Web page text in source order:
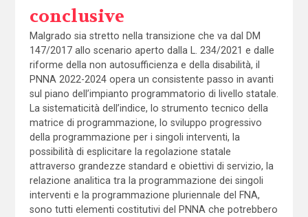
conclusive
Malgrado sia stretto nella transizione che va dal DM
147/2017 allo scenario aperto dalla L. 234/2021 e dalle
riforme della non autosufficienza e della disabilità, il
PNNA 2022-2024 opera un consistente passo in avanti
sul piano dell’impianto programmatorio di livello statale.
La sistematicità dell’indice, lo strumento tecnico della
matrice di programmazione, lo sviluppo progressivo
della programmazione per i singoli interventi, la
possibilità di esplicitare la regolazione statale
attraverso grandezze standard e obiettivi di servizio, la
relazione analitica tra la programmazione dei singoli
interventi e la programmazione pluriennale del FNA,
sono tutti elementi costitutivi del PNNA che potrebbero